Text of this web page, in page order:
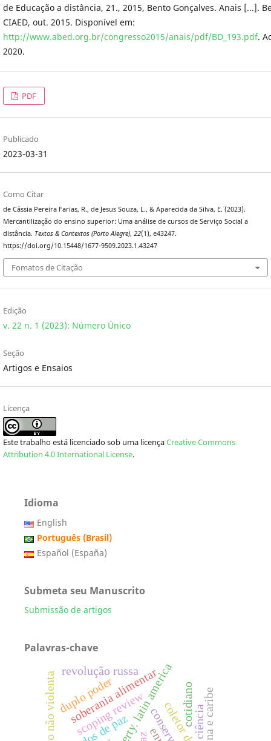
de Educação a distância, 21., 2015, Bento Gonçalves. Anais [...].
CIAED, out. 2015. Disponível em:
http://www.abed.org.br/congresso2015/anais/pdf/BD_193.pdf.
2020.
PDF
Publicado
2023-03-31
Como Citar
de Cássia Pereira Farias, R., de Jesus Souza, L., & Aparecida da Silva, E. (2023).
Mercantilização do ensino superior: Uma análise de cursos de Serviço Social a
distância. Textos & Contextos (Porto Alegre), 22(1), e43247.
https://doi.org/10.15448/1677-9509.2023.1.43247
Fomatos de Citação
Edição
v. 22 n. 1 (2023): Número Único
Seção
Artigos e Ensaios
Licença
Este trabalho está licenciado sob uma licençaCreative Commons
Attribution 4.0 International License.
Idioma
English
Português (Brasil)
Español (España)
Submeta seu Manuscrito
Submissão de artigos
Palavras-chave
scoping review
soberania alimentar cotidiano
duplo poder
revolução russa
ciência